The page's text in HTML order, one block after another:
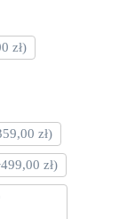
zł)
zł)
zł)